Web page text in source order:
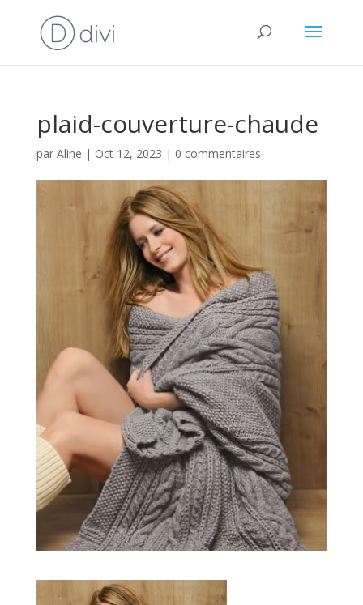
plaid-couverture-chaude
par Aline | Oct 12, 2023 | 0 commentaires